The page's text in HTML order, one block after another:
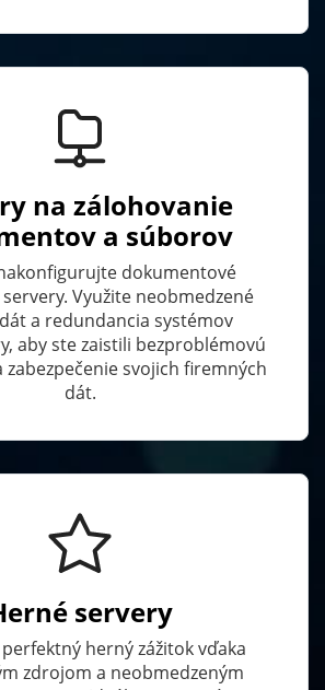
na zálohovanie
a súborov
dokumentové
Využite neobmedzené
a redundancia systémov
aby ste zaistili bezproblémovú
svojich firemných
dát.
servery
herný zážitok vďaka
zdrojom a neobmedzeným